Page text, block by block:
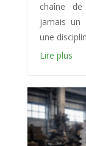
chaîne
jamais un
une
Lire plus